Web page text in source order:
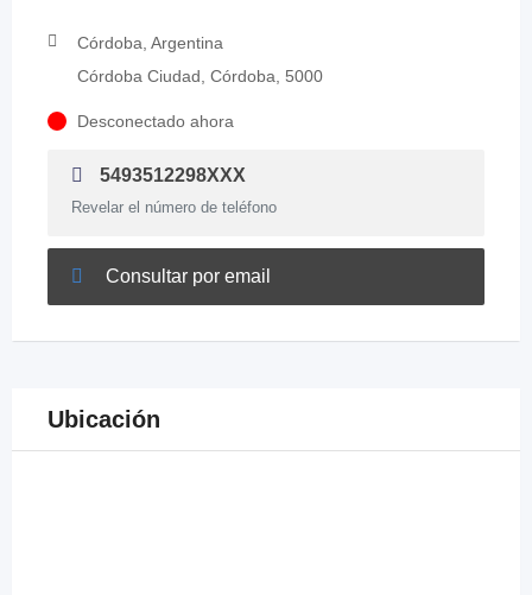
Córdoba, Argentina
Córdoba Ciudad, Córdoba, 5000
Desconectado ahora
5493512298XXX
Revelar el número de teléfono
Consultar por email
Ubicación